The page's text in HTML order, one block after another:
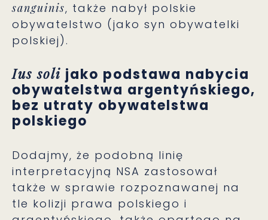
sanguinis, także nabył polskie
obywatelstwo (jako syn obywatelki
polskiej).
Ius soli jako podstawa nabycia
obywatelstwa argentyńskiego,
bez utraty obywatelstwa
polskiego
Dodajmy, że podobną linię
interpretacyjną NSA zastosował
także w sprawie rozpoznawanej na
tle kolizji prawa polskiego i